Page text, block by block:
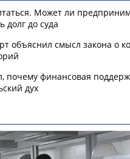
Может ли
долг до суда
объяснил смысл закона о
почему финансовая
дух